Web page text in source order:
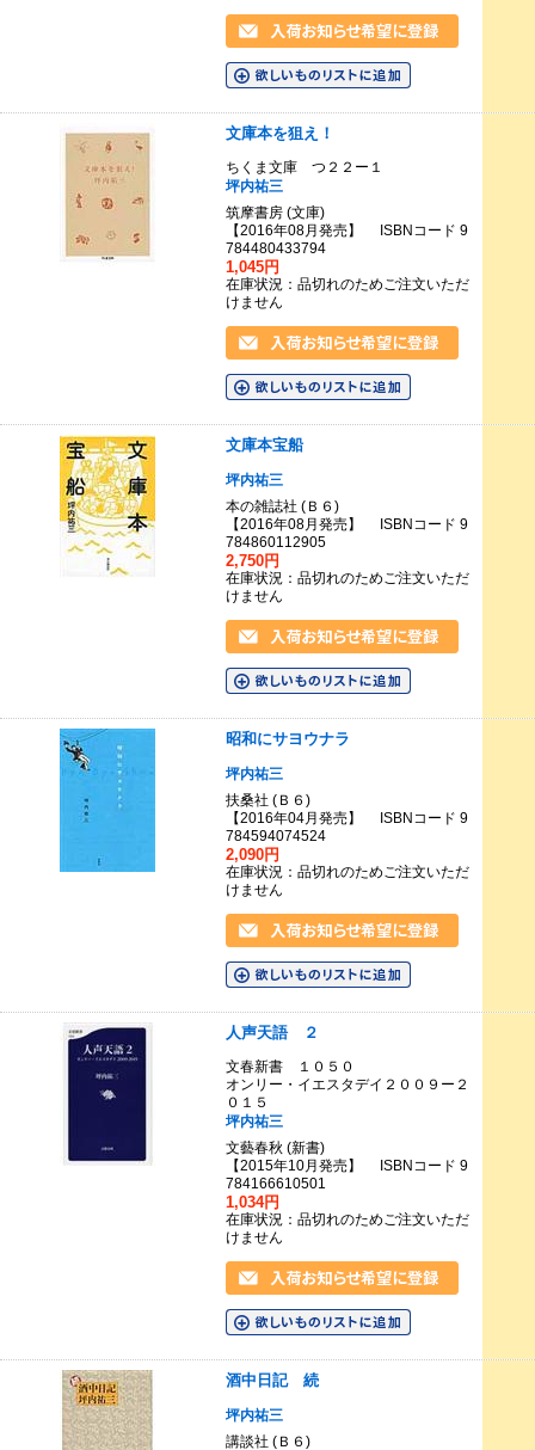
文庫本を狙え！
ちくま文庫 つ２２ー１
坪内祐三
筑摩書房 (文庫)
【2016年08月発売】 ISBNコード 9
784480433794
1,045円
在庫状況：品切れのためご注文いただ
けません
文庫本宝船
坪内祐三
本の雑誌社 (Ｂ６)
【2016年08月発売】 ISBNコード 9
784860112905
2,750円
在庫状況：品切れのためご注文いただ
けません
昭和にサヨウナラ
坪内祐三
扶桑社 (Ｂ６)
【2016年04月発売】 ISBNコード 9
784594074524
2,090円
在庫状況：品切れのためご注文いただ
けません
人声天語 ２
文春新書 １０５０
オンリー・イエスタデイ２００９ー２
０１５
坪内祐三
文藝春秋 (新書)
【2015年10月発売】 ISBNコード 9
784166610501
1,034円
在庫状況：品切れのためご注文いただ
けません
酒中日記 続
坪内祐三
講談社 (Ｂ６)